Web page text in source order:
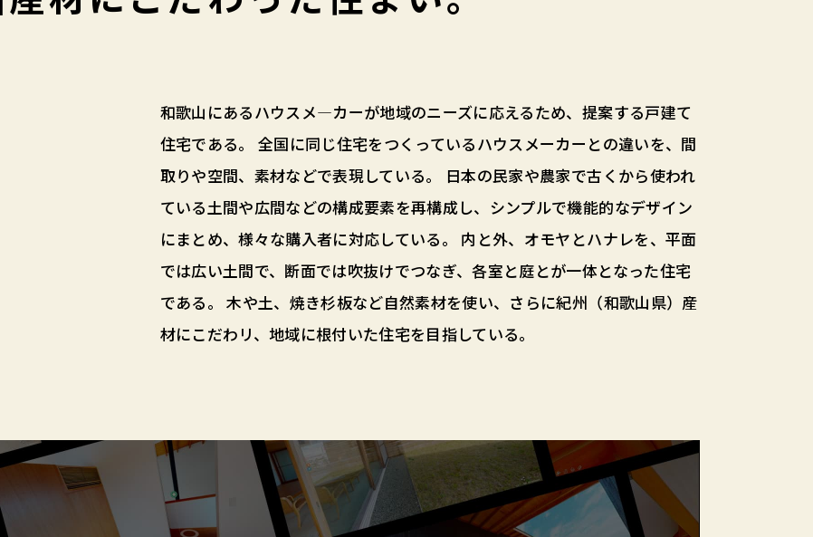
和歌山にあるハウスメ―カーが地域のニーズに応えるため、提案する戸建て
住宅である。 全国に同じ住宅をつくっているハウスメーカーとの違いを、間
取りや空間、素材などで表現している。 日本の民家や農家で古くから使われ
ている土間や広間などの構成要素を再構成し、シンプルで機能的なデザイン
にまとめ、様々な購入者に対応している。 内と外、オモヤとハナレを、平面
では広い土間で、断面では吹抜けでつなぎ、各室と庭とが一体となった住宅
である。 木や土、焼き杉板など自然素材を使い、さらに紀州（和歌山県）産
材にこだわリ、地域に根付いた住宅を目指している。